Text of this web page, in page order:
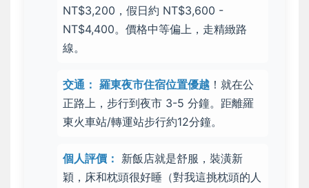
NT$3,200，假日約 NT$3,600 -
NT$4,400。價格中等偏上，走精緻路
線。
交通： 羅東夜市住宿位置優越 ！就在公
正路上， 步行到夜市 3-5 分鐘。距離羅
東火車站/轉運站步行約12分鐘。
個人評價： 新飯店就是舒服 ，裝潢新
穎，床和枕頭很好睡（對我這挑枕頭的人